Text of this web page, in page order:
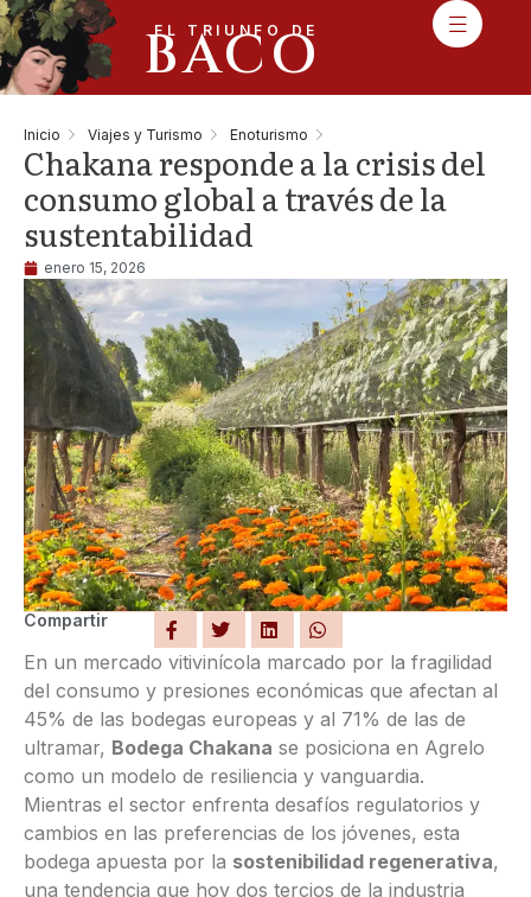
EL TRIUNFO DE
BACO
Inicio Viajes y Turismo Enoturismo
Chakana responde a la crisis del
consumo global a través de la
sustentabilidad
enero 15, 2026
Compartir
En un mercado vitivinícola marcado por la fragilidad
del consumo y presiones económicas que afectan al
45% de las bodegas europeas y al 71% de las de
ultramar, Bodega Chakana se posiciona en Agrelo
como un modelo de resiliencia y vanguardia.
Mientras el sector enfrenta desafíos regulatorios y
cambios en las preferencias de los jóvenes, esta
bodega apuesta por la sostenibilidad regenerativa,
una tendencia que hoy dos tercios de la industria